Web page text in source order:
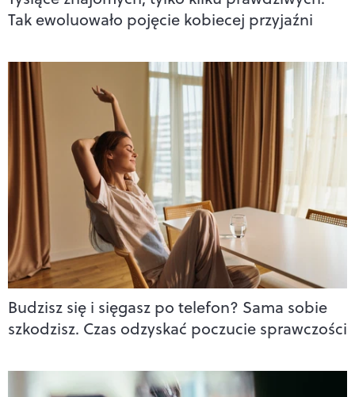
Tak ewoluowało pojęcie kobiecej przyjaźni
Budzisz się i sięgasz po telefon? Sama sobie
szkodzisz. Czas odzyskać poczucie sprawczości